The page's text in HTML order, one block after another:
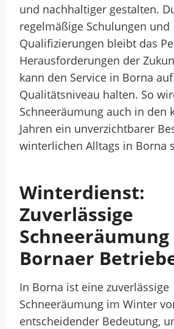
und nachhaltiger gestalten.
regelmäßige Schulungen und
Qualifizierungen bleibt das
Herausforderungen der
kann den Service in Borna
Qualitätsniveau halten. So
Schneeräumung auch in den
Jahren ein unverzichtbarer
winterlichen Alltags in Borna
Winterdienst:
Zuverlässige
Schneeräumung
Bornaer
In Borna ist eine zuverlässige
Schneeräumung im Winter
entscheidender Bedeutung,